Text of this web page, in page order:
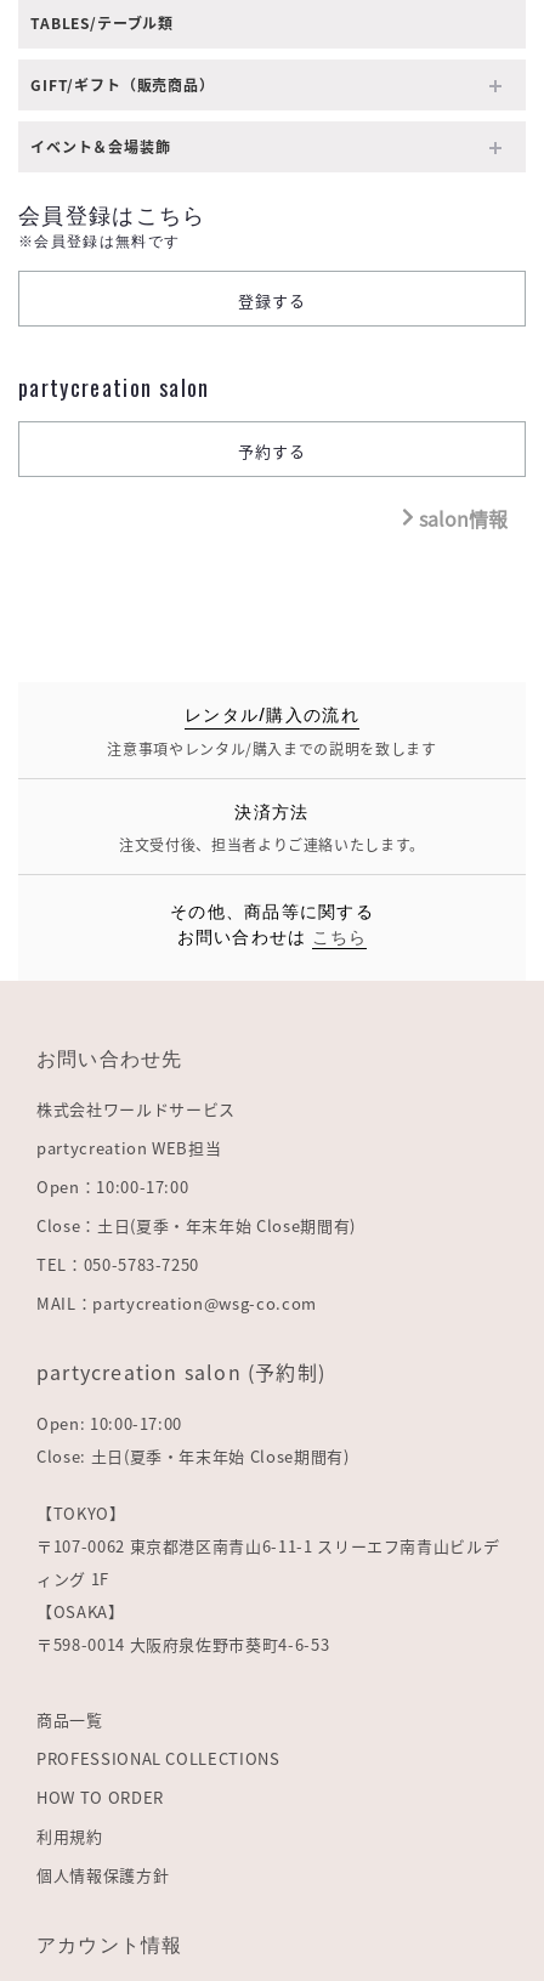
TABLES/テーブル類
GIFT/ギフト（販売商品）
イベント＆会場装飾
会員登録はこちら
※会員登録は無料です
partycreation salon
salon情報
レンタル/購入の流れ
注意事項やレンタル/購入までの説明を致します
決済方法
注文受付後、担当者よりご連絡いたします。
その他、商品等に関する
お問い合わせは こちら
お問い合わせ先
株式会社ワールドサービス
partycreation WEB担当
Open：10:00-17:00
Close：土日(夏季・年末年始 Close期間有)
TEL：050-5783-7250
MAIL：partycreation@wsg-co.com
partycreation salon (予約制)
Open: 10:00-17:00
Close: 土日(夏季・年末年始 Close期間有)
【TOKYO】
〒107-0062 東京都港区南青山6-11-1 スリーエフ南青山ビルデ
ィング 1F
【OSAKA】
〒598-0014 大阪府泉佐野市葵町4-6-53
商品一覧
PROFESSIONAL COLLECTIONS
HOW TO ORDER
利用規約
個人情報保護方針
アカウント情報